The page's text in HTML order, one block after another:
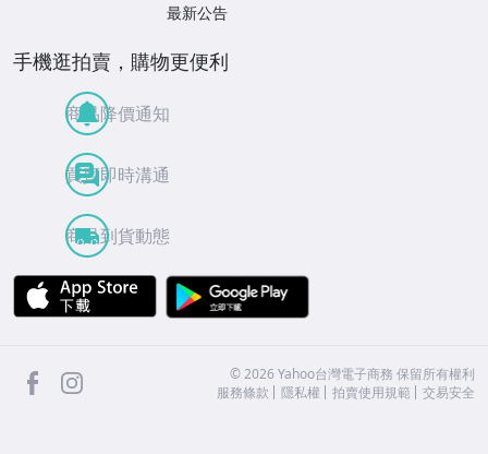
最新公告
手機逛拍賣，購物更便利
商品降價通知
買賣即時溝通
商品到貨動態
APP Store
facebook ©2026 Yahoo台灣電子商務 保留所有權利
服務條款
隱私權 拍賣使用規範 交易安全